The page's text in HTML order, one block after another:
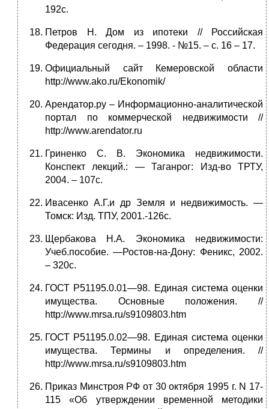
192с.
Петров Н. Дом из ипотеки // Российская
Федерация сегодня. – 1998. - №15. – с. 16 – 17.
Официальный сайт Кемеровской области
http://www.ako.ru/Ekonomik/
Арендатор.ру – Информационно-аналитической
портал по коммерческой недвижимости //
http://www.arendator.ru
Гриненко С. В. Экономика недвижимости.
Конспект лекций.: — Таганрог: Изд-во ТРТУ,
2004. – 107с.
Ивасенко А.Г.и др Земля и недвижимость. —
Томск: Изд. ТПУ, 2001.-126с.
Щербакова Н.А. Экономика недвижимости:
Учеб.пособие. —Ростов-на-Дону: Феникс, 2002.
– 320с.
ГОСТ Р51195.0.01—98. Единая система оценки
имущества. Основные положения. //
http://www.mrsa.ru/s9109803.htm
ГОСТ Р51195.0.02—98. Единая система оценки
имущества. Термины и определения. //
http://www.mrsa.ru/s9109803.htm
Приказ Минстроя РФ от 30 октября 1995 г. N 17-
115 «Об утверждении временной методики